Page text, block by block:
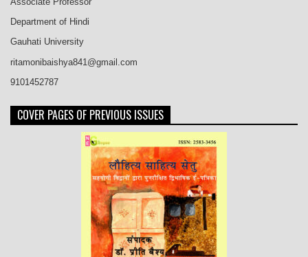
Department of Hindi
Gauhati University
ritamonibaishya841@gmail.com
9101452787
COVER PAGES OF PREVIOUS ISSUES